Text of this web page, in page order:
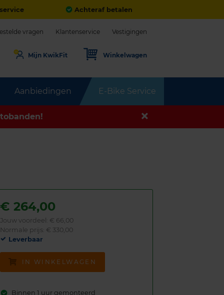
Achteraf betalen
Aanbiedingen E-Bike Service
vragen Klantenservice Vestigingen
Mijn KwikFit Winkelwagen
€264,00
Jouw voordeel: € 66,00
Normale prijs: € 330,00
Leverbaar
IN WINKELWAGEN
Binnen 1 uur gemonteerd